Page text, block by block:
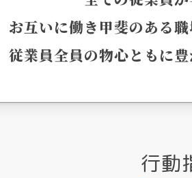
お互いに働き甲斐のある職
従業員全員の物心ともに豊
行動